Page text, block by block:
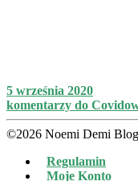
5 września 2020
komentarzy do
©2026 Noemi Demi Blog
Regulamin
Moje Konto